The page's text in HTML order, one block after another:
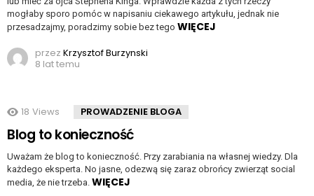
mogłaby sporo pomóc w napisaniu ciekawego artykułu, jednak nie
przesadzajmy, poradzimy sobie bez tego WIĘCEJ
przez Krzysztof Burzynski
8 lat temu
18 Views PROWADZENIE BLOGA
Blog to konieczność
Uważam że blog to konieczność. Przy zarabiania na własnej wiedzy. Dla
każdego eksperta. No jasne, odezwą się zaraz obrońcy zwierząt social
media, że nie trzeba. WIĘCEJ